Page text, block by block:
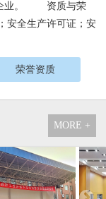
企业。 资质与荣
全生产许可证；安
荣誉资质
MORE +